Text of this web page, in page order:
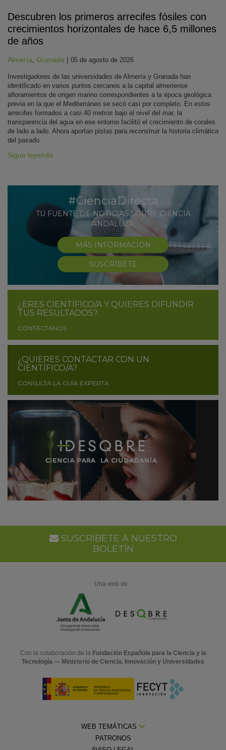
Descubren los primeros arrecifes fósiles con
crecimientos horizontales de hace 6,5 millones
de años
Almería Granada | 05 de agosto de 2026
Investigadores de las universidades de Almería y Granada han
identificado en varios puntos cercanos a la capital almeriense
afloramientos de origen marino correspondientes a la época geológica
previa en la que el Mediterráneo se secó casi por completo. En estos
arrecifes formados a casi 40 metros bajo el nivel del mar, la
transparencia del agua en ese entorno facilitó el crecimiento de corales
de lado a lado. Ahora aportan pistas para reconstruir la historia climática
del pasado.
Sigue leyendo
#CienciaDirecta
TU FUENTE DE NOTICIAS SOBRE CIENCIA
ANDALUZA
MÁS INFORMACIÓN
SUSCRÍBETE
¿ERES CIENTÍFICO/A Y QUIERES DIFUNDIR
TUS RESULTADOS?
CONTÁCTANOS
¿QUIERES CONTACTAR CON UN
CIENTÍFICO/A?
CONSULTA LA GUÍA EXPERTA
SUSCRÍBETE A NUESTRO
BOLETÍN
Una web de:
Con la colaboración de la Fundación Española para la Ciencia y la
Tecnología — Ministerio de Ciencia, Innovación y Universidades
WEB TEMÁTICAS
PATRONOS